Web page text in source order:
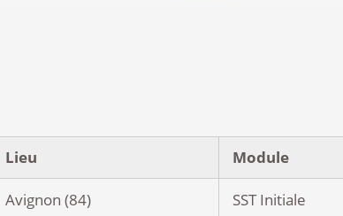
Lieu Module
Avignon (84) SST Initiale